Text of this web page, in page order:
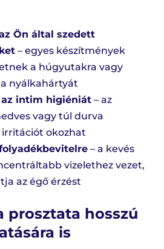
Ön által szedett
– egyes készítmények
a húgyutakra vagy
nyálkahártyát
az intim higiéniát – az
vagy túl durva
okozhat
– a kevés
vizelethez vezet,
az égő érzést
prosztata hosszú
is